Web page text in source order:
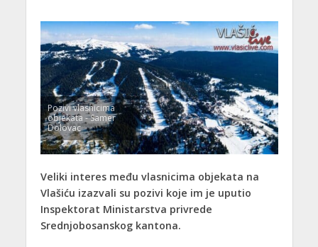
Pozivi vlasnicima
objekata - Samer
Dolovac
Veliki interes među vlasnicima objekata na
Vlašiću izazvali su pozivi koje im je uputio
Inspektorat Ministarstva privrede
Srednjobosanskog kantona.